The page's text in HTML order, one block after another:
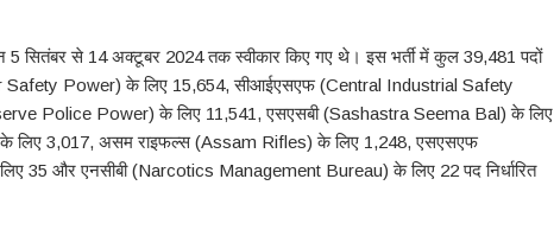
सितंबर से 14 अक्टूबर 2024 तक स्वीकार किए गए थे। इस भर्ती में कुल 39,481 पदों
Safety Power) के लिए 15,654, सीआईएसएफ (Central Industrial Safety
Police Power) के लिए 11,541, एसएसबी (Sashastra Seema Bal) के लिए
लिए 3,017, असम राइफल्स (Assam Rifles) के लिए 1,248, एसएसएफ
35 और एनसीबी (Narcotics Management Bureau) के लिए 22 पद निर्धारित